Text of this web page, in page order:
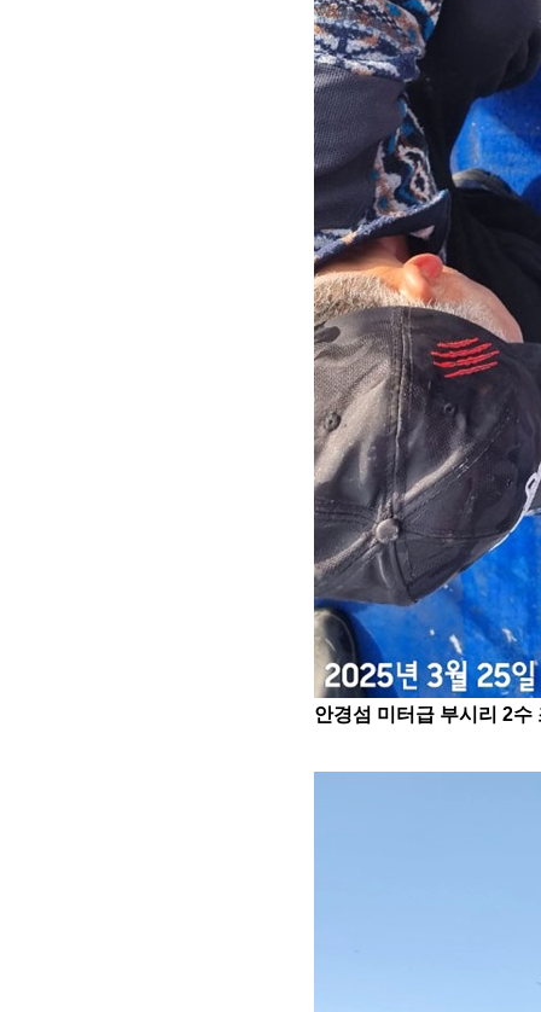
안경섬 미터급 부시리 2수